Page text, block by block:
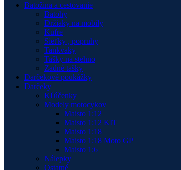
Batožina a cestovanie
Batohy
Držiaky na mobily
Kufre
Sieťky , popruhy
Tankvaky
Tašky na stehno
Zadné tašky
Darčekové poukážky
Darčeky
Kľúčenky
Modely motocykov
Maisto 1:12
Maisto 1:12 KIT
Maisto 1:18
Maisto 1:18 Moto GP
Maisto 1:6
Nálepky
Ostatné